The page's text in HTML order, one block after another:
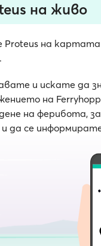
на живо
на картата
и искате да
на
на ферибота,
да се